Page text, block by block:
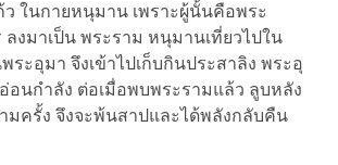
ว ในกายหนุมาน เพราะผู้นั้นคือพระ
งมาเป็น พระราม หนุมานเที่ยวไปใน
ระอุมา จึงเข้าไปเก็บกินประสาลิง พระอุ
อนกำลัง ต่อเมื่อพบพระรามแล้ว ลูบหลัง
มครั้ง จึงจะพ้นสาปและได้พลังกลับคืน